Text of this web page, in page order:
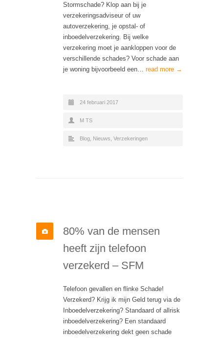
Stormschade? Klop aan bij je
verzekeringsadviseur of uw
autoverzekering, je opstal- of
inboedelverzekering. Bij welke
verzekering moet je aankloppen voor de
verschillende schades? Voor schade aan
je woning bijvoorbeeld een… read more →
24 februari 2017
M TS
Blog Nieuws Verzekeringen
80% van de mensen
heeft zijn telefoon
verzekerd – SFM
Telefoon gevallen en flinke Schade!
Verzekerd? Krijg ik mijn Geld terug via de
Inboedelverzekering? Standaard of allrisk
inboedelverzekering? Een standaard
inboedelverzekering dekt geen schade